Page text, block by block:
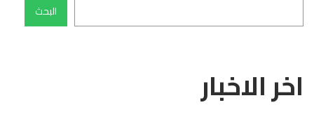
البحث
اخر الاخبار